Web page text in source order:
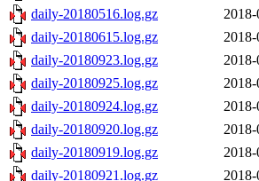
daily-20180516.log.gz
daily-20180615.log.gz
daily-20180923.log.gz
daily-20180925.log.gz
daily-20180924.log.gz
daily-20180920.log.gz
2018-
daily-20180919.log.gz
daily-20180921.log.gz